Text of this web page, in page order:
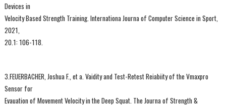
Devices in
Velocity Based Strength Training. Internationa Journa of Computer Science in Sport,
2021,
20.1: 106-118.
3.FEUERBACHER, Joshua F., et a. Vaidity and Test-Retest Reiabiity of the Vmaxpro
Sensor for
Evauation of Movement Velocity in the Deep Squat. The Journa of Strength &